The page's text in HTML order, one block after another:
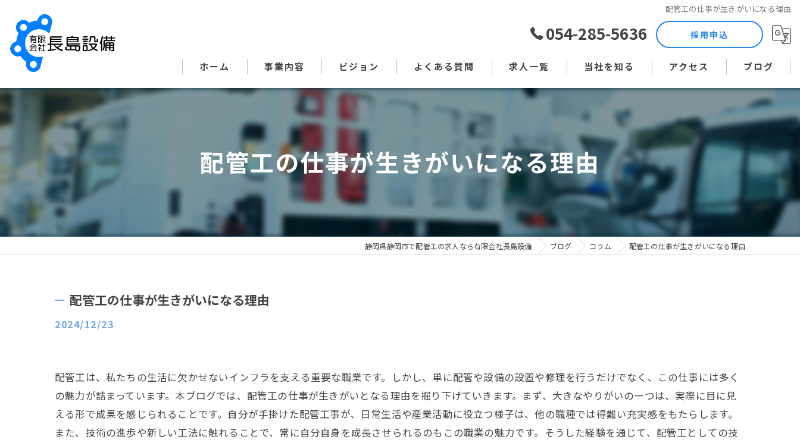
配管工の仕事が生きがいになる理由
054-285-5636 採用申込
ホーム 事業内容 ビジョン よくある質問 求人一覧 当社を知る
土木作業員
現場監督
未経験
直行直帰
アクセス ブログ
コラム
配管工の仕事が生きがいになる理由
静岡県静岡市で配管工の求人なら有限会社長島設備 ブログ コラム 配管工の仕事が生きがいになる理由
配管工の仕事が生きがいになる理由
2024/12/23
配管工は、私たちの生活に欠かせないインフラを支える重要な職業です。しかし、単に配管や設備の設置や修理を行うだけでなく、この仕事には多く
の魅力が詰まっています。本ブログでは、配管工の仕事が生きがいとなる理由を掘り下げていきます。まず、大きなやりがいの一つは、実際に目に見
える形で成果を感じられることです。自分が手掛けた配管工事が、日常生活や産業活動に役立つ様子は、他の職種では得難い充実感をもたらします。
また、技術の進歩や新しい工法に触れることで、常に自分自身を成長させられるのもこの職業の魅力です。そうした経験を通じて、配管工としての技